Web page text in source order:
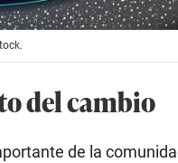
del cambio
de la